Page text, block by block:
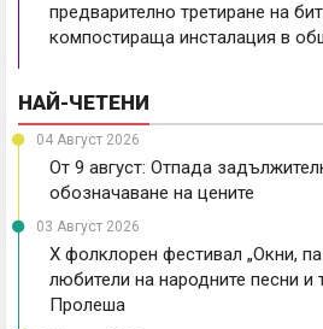
предварително третиране на
компостираща инсталация в
НАЙ-ЧЕТЕНИ
04 Август 2026
От 9 август: Отпада
обозначаване на цените
03 Август 2026
X фолклорен фестивал „Окни,
любители на народните песни и
Пролеша